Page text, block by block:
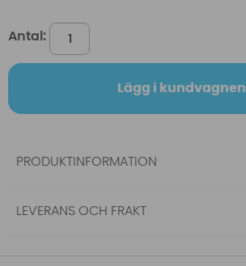
Antal:
Lägg i kundvagnen
PRODUKTINFORMATION
LEVERANS OCH FRAKT